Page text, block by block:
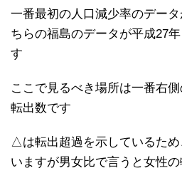
一番最初の人口減少率のデータ
ちらの福島のデータが平成27
す
ここで見るべき場所は一番右
転出数です
△は転出超過を示しているた
いますが男女比で言うと女性の